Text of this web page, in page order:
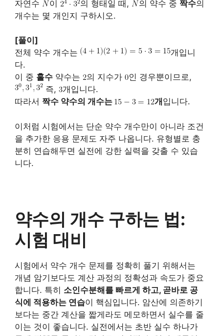
자연수 이 의 형태일 때, 의 약수 중 짝수의
개수는 몇 개인지 구하시오.
[풀이]
전체 약수 개수는
개입니
다.
이 중 홀수 약수는 의 지수가
인 경우뿐이므로,
즉,
개입니다.
따라서 짝수 약수의 개수는 개 입니다.
이처럼 시험에서는 단순 약수 개수만이 아니라 조건
을 추가한 응용 문제도 자주 나옵니다. 유형별로 충
분히 연습해두면 실전에 강한 실력을 갖출 수 있습
니다.
약수의 개수 구하는 법:
시험 대비
시험에서 약수 개수 문제를 정확히 풀기 위해서는
개념 암기보다도 계산 과정의 정확성과 속도가 중요
합니다. 특히 소인수분해를 빠르게 하고, 곧바로 공
식에 적용하는 연습이 핵심입니다. 암산에 의존하기
보다는 중간 계산을 짧게라도 메모하면서 실수를 줄
이는 것이 좋습니다. 실전에서는 초반 실수 하나가